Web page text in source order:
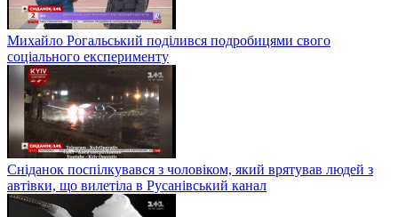
Михайло Рогальський поділився подробицями свого
соціального експерименту
Сніданок поспілкувався з чоловіком, який врятував людей з
автівки, що вилетіла в Русанівський канал